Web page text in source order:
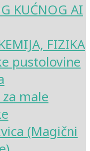
KUĆNOG AI
FIZIKA
pustolovine
male
(Magični